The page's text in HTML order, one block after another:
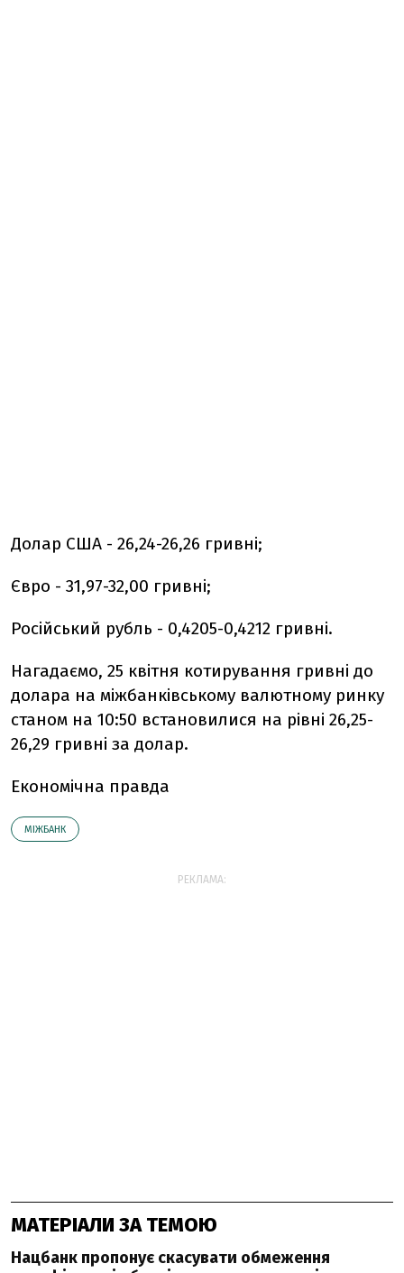
Долар США - 26,24-26,26 гривні;
Євро - 31,97-32,00 гривні;
Російський рубль - 0,4205-0,4212 гривні.
Нагадаємо, 25 квітня котирування гривні до
долара на міжбанківському валютному ринку
станом на 10:50 встановилися на рівні 26,25-
26,29 гривні за долар.
Економічна правда
МІЖБАНК
РЕКЛАМА:
МАТЕРІАЛИ ЗА ТЕМОЮ
Нацбанк пропонує скасувати обмеження